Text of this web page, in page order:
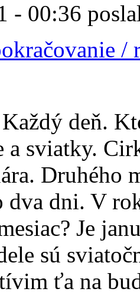
- 00:36
/
deň.
a sviatky.
Druhého
dva dni. V
Je
sú
ťa na